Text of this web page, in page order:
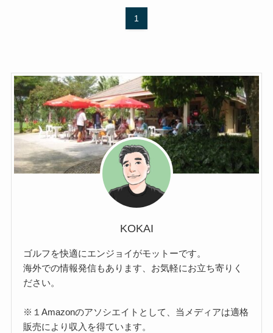
1
KOKAI
ゴルフを快適にエンジョイがモットーです。
海外での情報発信もあります、お気軽にお立ち寄りく
ださい。
※１Amazonのアソシエイトとして、当メディアは適格
販売により収入を得ています。